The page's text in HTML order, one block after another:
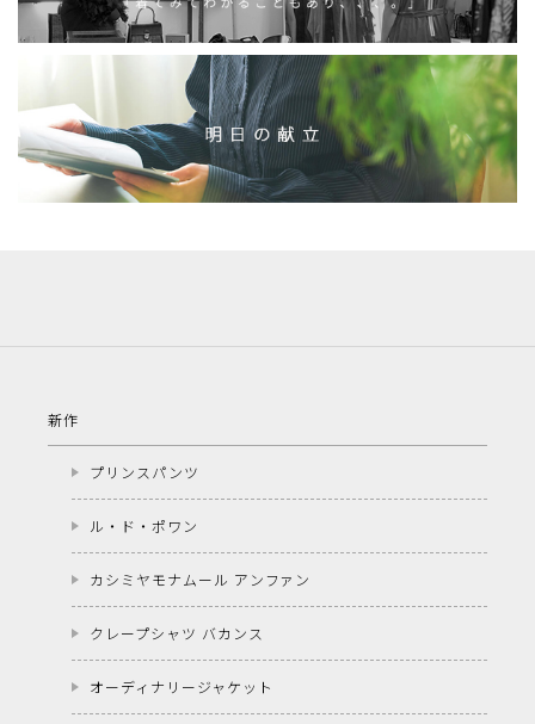
新作
プリンスパンツ
ル・ド・ポワン
カシミヤモナムール アンファン
クレープシャツ バカンス
オーディナリージャケット